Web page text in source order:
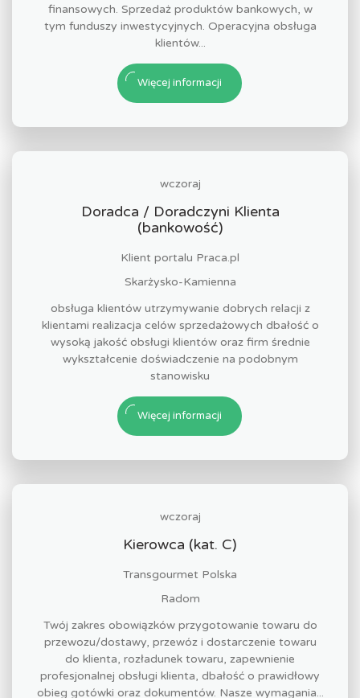
finansowych. Sprzedaż produktów bankowych, w
tym funduszy inwestycyjnych. Operacyjna obsługa
klientów...
Więcej informacji
wczoraj
Doradca / Doradczyni Klienta
(bankowość)
Klient portalu Praca.pl
Skarżysko-Kamienna
obsługa klientów utrzymywanie dobrych relacji z
klientami realizacja celów sprzedażowych dbałość o
wysoką jakość obsługi klientów oraz firm średnie
wykształcenie doświadczenie na podobnym
stanowisku
Więcej informacji
wczoraj
Kierowca (kat. C)
Transgourmet Polska
Radom
Twój zakres obowiązków przygotowanie towaru do
przewozu/dostawy, przewóz i dostarczenie towaru
do klienta, rozładunek towaru, zapewnienie
profesjonalnej obsługi klienta, dbałość o prawidłowy
obieg gotówki oraz dokumentów. Nasze wymagania...